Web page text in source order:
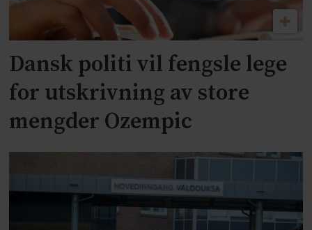
Dansk politi vil fengsle lege
for utskrivning av store
mengder Ozempic